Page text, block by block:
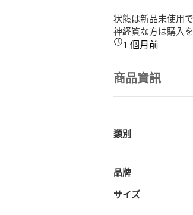
状態は新品未使用
神経質な方は購入
1 個月前
商品資訊
類別
品牌
サイズ